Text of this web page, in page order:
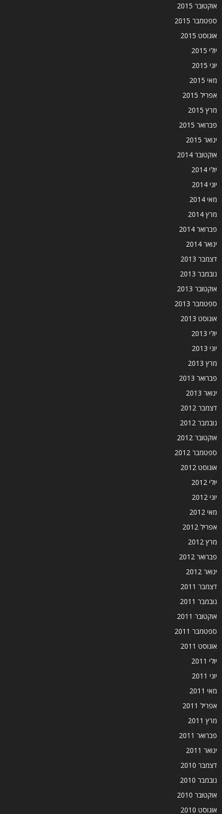
אוקטובר 2015
ספטמבר 2015
אוגוסט 2015
יולי 2015
יוני 2015
מאי 2015
אפריל 2015
מרץ 2015
פברואר 2015
ינואר 2015
אוקטובר 2014
יולי 2014
יוני 2014
מאי 2014
מרץ 2014
פברואר 2014
ינואר 2014
דצמבר 2013
נובמבר 2013
אוקטובר 2013
ספטמבר 2013
אוגוסט 2013
יולי 2013
יוני 2013
מרץ 2013
פברואר 2013
ינואר 2013
דצמבר 2012
נובמבר 2012
אוקטובר 2012
ספטמבר 2012
אוגוסט 2012
יולי 2012
יוני 2012
מאי 2012
אפריל 2012
מרץ 2012
פברואר 2012
ינואר 2012
דצמבר 2011
נובמבר 2011
אוקטובר 2011
ספטמבר 2011
אוגוסט 2011
יולי 2011
יוני 2011
מאי 2011
אפריל 2011
מרץ 2011
פברואר 2011
ינואר 2011
דצמבר 2010
נובמבר 2010
אוקטובר 2010
אוגוסט 2010